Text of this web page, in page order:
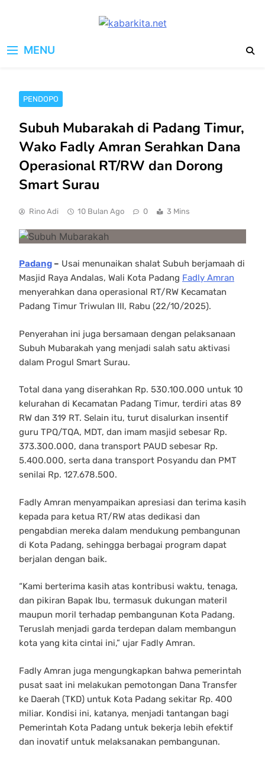
MENU
PENDOPO
Subuh Mubarakah di Padang Timur,
Wako Fadly Amran Serahkan Dana
Operasional RT/RW dan Dorong
Smart Surau
Rino Adi 10 Bulan Ago 0 3 Mins
Padang – Usai menunaikan shalat Subuh berjamaah di
Masjid Raya Andalas, Wali Kota Padang Fadly Amran
menyerahkan dana operasional RT/RW Kecamatan
Padang Timur Triwulan III, Rabu (22/10/2025).
Penyerahan ini juga bersamaan dengan pelaksanaan
Subuh Mubarakah yang menjadi salah satu aktivasi
dalam Progul Smart Surau.
Total dana yang diserahkan Rp. 530.100.000 untuk 10
kelurahan di Kecamatan Padang Timur, terdiri atas 89
RW dan 319 RT. Selain itu, turut disalurkan insentif
guru TPQ/TQA, MDT, dan imam masjid sebesar Rp.
373.300.000, dana transport PAUD sebesar Rp.
5.400.000, serta dana transport Posyandu dan PMT
senilai Rp. 127.678.500.
Fadly Amran menyampaikan apresiasi dan terima kasih
kepada para ketua RT/RW atas dedikasi dan
pengabdian mereka dalam mendukung pembangunan
di Kota Padang, sehingga berbagai program dapat
berjalan dengan baik.
“Kami berterima kasih atas kontribusi waktu, tenaga,
dan pikiran Bapak Ibu, termasuk dukungan materil
maupun moril terhadap pembangunan Kota Padang.
Teruslah menjadi garda terdepan dalam membangun
kota yang kita cintai ini,” ujar Fadly Amran.
Fadly Amran juga mengungkapkan bahwa pemerintah
pusat saat ini melakukan pemotongan Dana Transfer
ke Daerah (TKD) untuk Kota Padang sekitar Rp. 400
miliar. Kondisi ini, katanya, menjadi tantangan bagi
Pemerintah Kota Padang untuk bekerja lebih efektif
dan inovatif untuk melaksanakan pembangunan.